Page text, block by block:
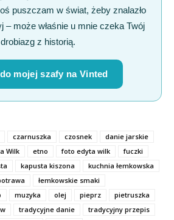
puszczam w świat, żeby znalazło
– może właśnie u mnie czeka Twój
drobiazg z historią.
mojej szafy na Vinted
czarnuszka czosnek
danie jarskie
Wilk etno foto edyta wilk
fuczki
kapusta kiszona
kuchnia łemkowska
łemkowskie smaki
muzyka olej pieprz
pietruszka
tradycyjne danie
tradycyjny przepis